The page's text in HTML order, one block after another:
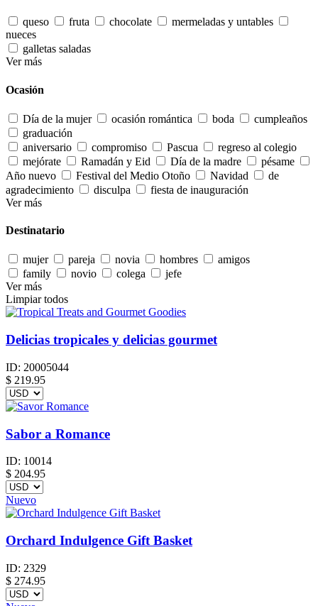
queso fruta chocolate
mermeladas y untables
nueces
galletas saladas
Ver más
Ocasión
Día de la mujer ocasión romántica boda
cumpleaños
graduación
aniversario
compromiso Pascua
regreso al colegio
mejórate
Ramadán y Eid Día de la madre
pésame
Año nuevo
Festival del Medio Otoño Navidad
de
agradecimiento
disculpa
fiesta de inauguración
Ver más
Destinatario
mujer pareja novia hombres
amigos
family
novio colega
jefe
Ver más
Limpiar todos
Delicias tropicales y delicias gourmet
ID: 20005044
$ 219.95
Sabor a Romance
ID: 10014
$ 204.95
Nuevo
Orchard Indulgence Gift Basket
ID: 2329
$ 274.95